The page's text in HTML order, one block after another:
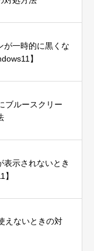
が一時的に黒くな
】
ブルースクリー
表示されないとき
えないときの対